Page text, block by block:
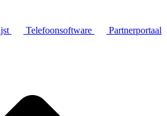
Telefoonsoftware
Partnerportaal